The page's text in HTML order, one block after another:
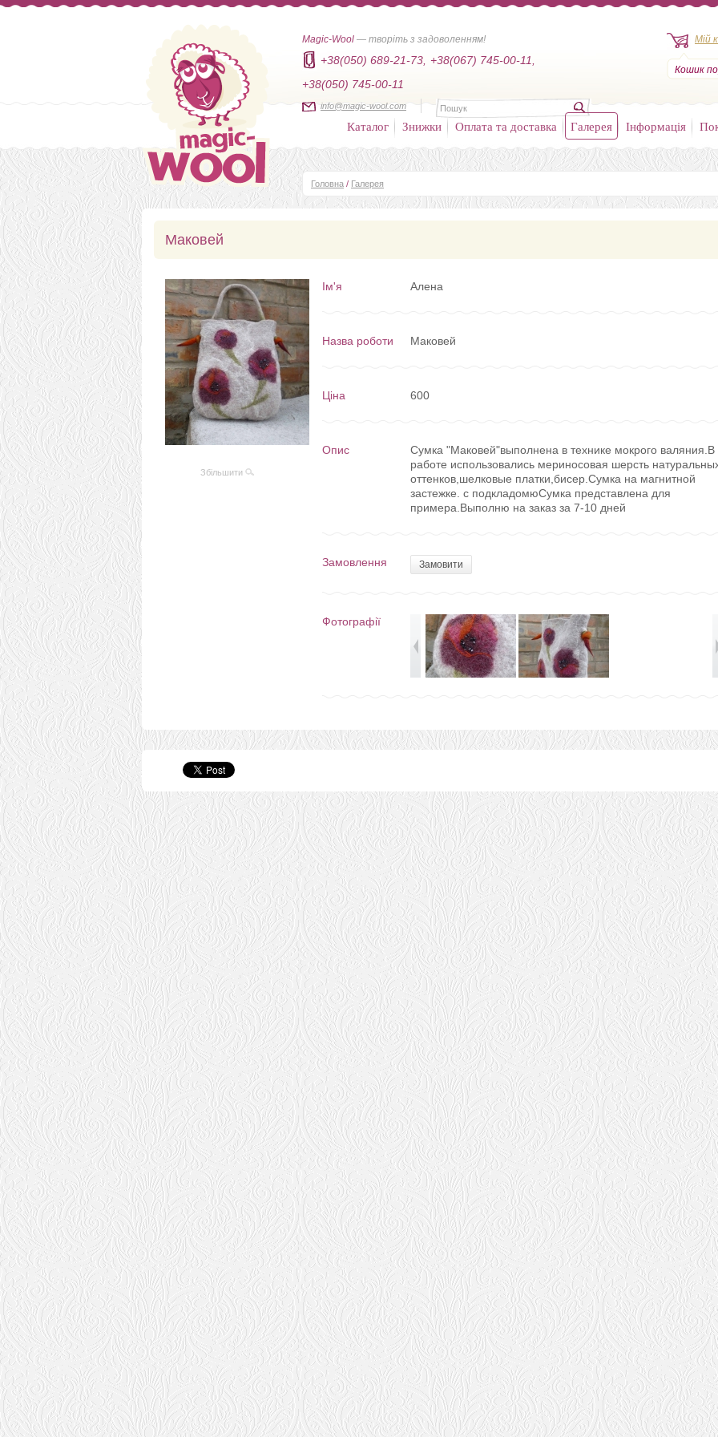
Magic-Wool — творіть з задоволенням!
+38(050) 689-21-73,
+38(067) 745-00-11,
+38(050) 745-00-11
info@magic-wool.com
Мій
Кошик
Каталог Знижки Оплата та доставка Галерея Інформація
Головна / Галерея
Маковей
Збільшити
Ім'я Алена
Назва роботи Маковей
Ціна 600
Опис
Сумка "Маковей"выполнена в технике мокрого валяния.В
работе использовались мериносовая шерсть
оттенков,шелковые платки,бисер.Сумка на магнитной
застежке. с подкладомюСумка представлена для
примера.Выполню на заказ за 7-10 дней
Замовлення Замовити
Фотографії